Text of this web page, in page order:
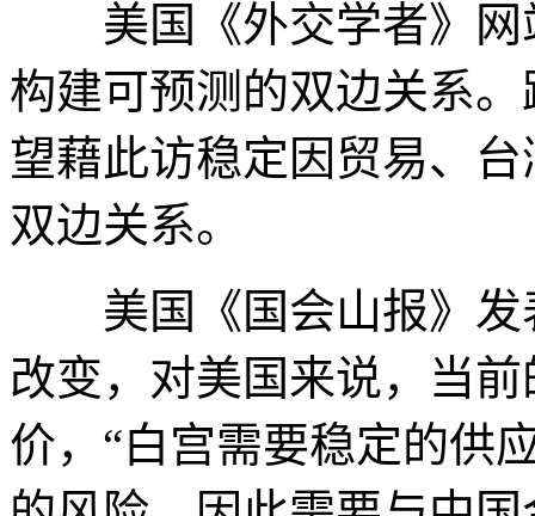
美国《外交学者》网
构建可预测的双边关系
望藉此访稳定因贸易、
双边关系。
美国《国会山报》发
改变，对美国来说，当
价，“白宫需要稳定的供